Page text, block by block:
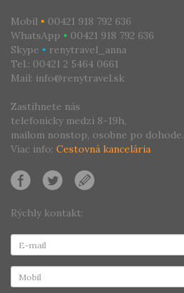
Mobil • 00421 918 792 636
WhatsApp • 00421 918 792 636
Skype • renytravel_anna
Tel.: 00421 2 5464 0661
Mail: info@renytravel.sk
Zastihnete nás
telefonicky medzi 8-19h,
mailom nonstop, osobne po dohode.
Viac info: Cestovná kancelária
Rýchly kontakt: